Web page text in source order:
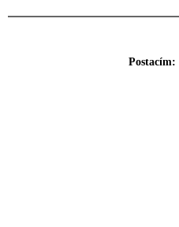
Postacím: